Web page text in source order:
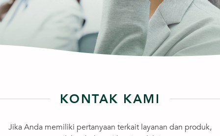
KONTAK KAMI
Jika Anda memiliki pertanyaan terkait layanan dan produk,